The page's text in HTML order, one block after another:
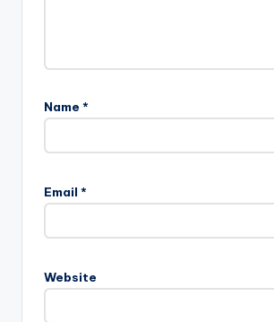
Name *
Email *
Website